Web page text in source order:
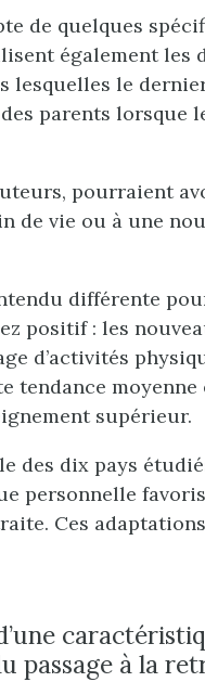
de quelques
également les
lesquelles le
parents lorsque
pourraient
de vie ou à une
différente
positif : les
d’activités
tendance
supérieur.
des dix pays
personnelle
Ces
passage à la